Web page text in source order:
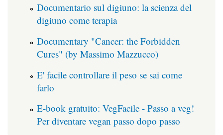
Documentario sul digiuno: la scienza del
digiuno come terapia
Documentary "Cancer: the Forbidden
Cures" (by Massimo Mazzucco)
E' facile controllare il peso se sai come
farlo
E-book gratuito: VegFacile - Passo a veg!
Per diventare vegan passo dopo passo